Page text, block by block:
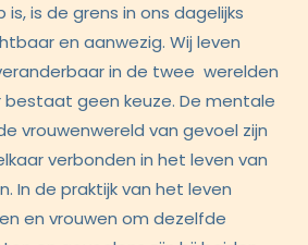
is de grens in ons dagelijks
en aanwezig. Wij leven
in de twee werelden
bestaat geen keuze. De mentale
vrouwenwereld van gevoel zijn
verbonden in het leven van
In de praktijk van het leven
en vrouwen om dezelfde